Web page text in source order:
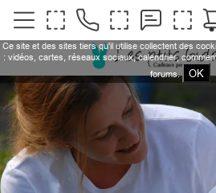
Ce site et des sites tiers qu'il utilise collectent des
: vidéos, cartes, réseaux sociaux, calendrier,
forums.
OK